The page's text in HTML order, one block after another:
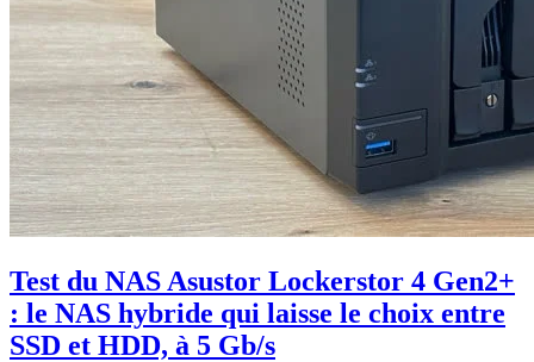
Test du NAS Asustor Lockerstor 4 Gen2+
: le NAS hybride qui laisse le choix entre
SSD et HDD, à 5 Gb/s